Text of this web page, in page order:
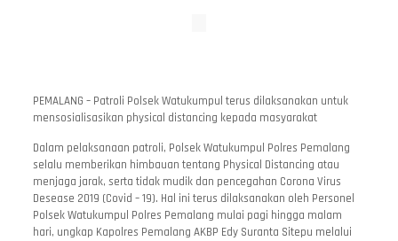
PEMALANG – Patroli Polsek Watukumpul terus dilaksanakan untuk
mensosialisasikan physical distancing kepada masyarakat
Dalam pelaksanaan patroli, Polsek Watukumpul Polres Pemalang
selalu memberikan himbauan tentang Physical Distancing atau
menjaga jarak, serta tidak mudik dan pencegahan Corona Virus
Desease 2019 (Covid – 19). Hal ini terus dilaksanakan oleh Personel
Polsek Watukumpul Polres Pemalang mulai pagi hingga malam
hari, ungkap Kapolres Pemalang AKBP Edy Suranta Sitepu melalui